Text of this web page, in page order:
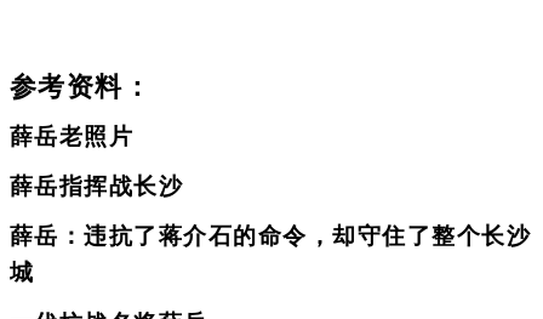
参考资料：
薛岳老照片
薛岳指挥战长沙
薛岳：违抗了蒋介石的命令，却守住了整个长沙
城